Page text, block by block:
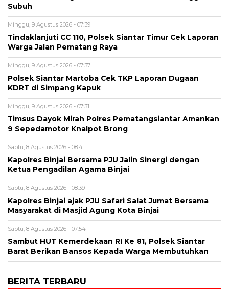
Subuh
Minggu, 9 Agustus 2026 - 07:39
Tindaklanjuti CC 110, Polsek Siantar Timur Cek Laporan
Warga Jalan Pematang Raya
Minggu, 9 Agustus 2026 - 07:37
Polsek Siantar Martoba Cek TKP Laporan Dugaan
KDRT di Simpang Kapuk
Minggu, 9 Agustus 2026 - 07:31
Timsus Dayok Mirah Polres Pematangsiantar Amankan
9 Sepedamotor Knalpot Brong
Sabtu, 8 Agustus 2026 - 08:41
Kapolres Binjai Bersama PJU Jalin Sinergi dengan
Ketua Pengadilan Agama Binjai
Sabtu, 8 Agustus 2026 - 08:39
Kapolres Binjai ajak PJU Safari Salat Jumat Bersama
Masyarakat di Masjid Agung Kota Binjai
Sabtu, 8 Agustus 2026 - 07:54
Sambut HUT Kemerdekaan RI Ke 81, Polsek Siantar
Barat Berikan Bansos Kepada Warga Membutuhkan
BERITA TERBARU